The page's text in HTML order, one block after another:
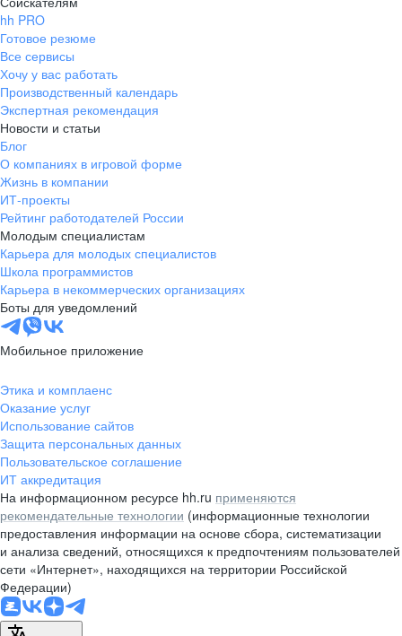
Владивосток
пер. Ланинский д. 4, офис 3.4
+7 423 202-33-28
pr@dv.hh.ru
Новосибирск
ул. Большевистская, д. 35,
помещение 21
+7 383 207-94-64
pr@nsk.hh.ru
Минск
пр-т Дзержинского, д. 57,
10 этаж, помещение 45-1
pr@rabota.by
Алматы
пр. Абая, д. 151, БЦ Алатау,
12 этаж, офис 1209
+7 727 232-13-13
pr@headhunter.com.kz
hh PRO
Готовое резюме
Все сервисы
Хочу у вас работать
Производственный календарь
Экспертная рекомендация
Новости и статьи
Блог
О компаниях в игровой форме
Жизнь в компании
ИТ-проекты
Рейтинг работодателей России
Молодым специалистам
Карьера для молодых специалистов
Школа программистов
Карьера в некоммерческих организациях
Боты для уведомлений
Мобильное приложение
Этика и комплаенс
Оказание услуг
Использование сайтов
Защита персональных данных
Пользовательское соглашение
ИТ аккредитация
На информационном ресурсе hh.ru применяются
рекомендательные технологии (информационные технологии
предоставления информации на основе сбора, систематизации
и анализа сведений, относящихся к предпочтениям пользователей
сети «Интернет», находящихся на территории Российской
Федерации)